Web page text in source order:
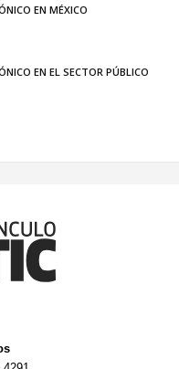
EN MÉXICO
EN EL SECTOR PÚBLICO